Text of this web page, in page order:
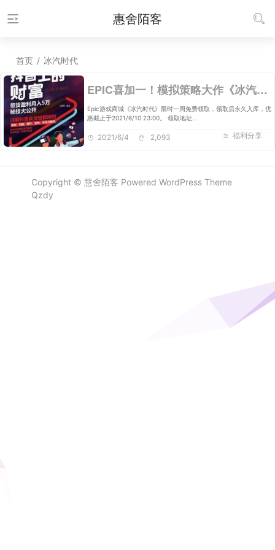
惠舍陌客
首页 / 冰汽时代
EPIC喜加一！模拟策略大作《冰汽时代》限时免费领取！
Epic游戏商城《冰汽时代》限时一周免费领取，领取后永久入库，优
惠截止于2021/6/10 23:00。 领取地址…
福利分享
2021/6/4 2,093
Copyright © 慧舍陌客 Powered WordPressTheme
Qzdy